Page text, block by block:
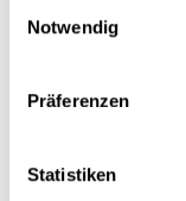
Notwendig
Präferenzen
Statistiken
WIERMEN AM
Hëlleft eng
Volleksmond.